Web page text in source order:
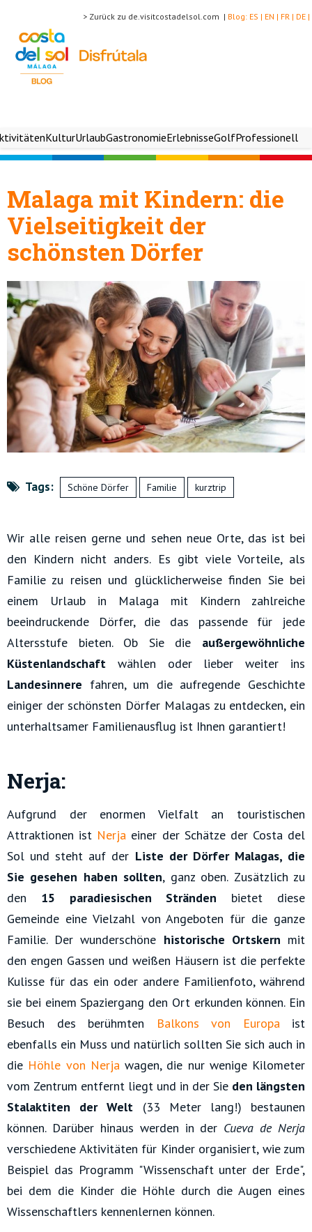
DE |
FR |
EN |
ES |
Blog:
> Zurück zu de.visitcostadelsol.com |
KulturUrlaubGastronomieErlebnisseGolfProfessionell
Malaga mit Kindern: die
Vielseitigkeit der
schönsten Dörfer
Tags: Schöne Dörfer Familie kurztrip
Wir alle reisen gerne und sehen neue Orte, das ist bei
den Kindern nicht anders. Es gibt viele Vorteile, als
Familie zu reisen und glücklicherweise finden Sie bei
einem Urlaub in Malaga mit Kindern zahlreiche
beeindruckende Dörfer, die das passende für jede
Altersstufe bieten. Ob Sie die außergewöhnliche
Küstenlandschaft wählen oder lieber weiter ins
Landesinnere fahren, um die aufregende Geschichte
einiger der schönsten Dörfer Malagas zu entdecken, ein
unterhaltsamer Familienausflug ist Ihnen garantiert!
Nerja:
Aufgrund der enormen Vielfalt an touristischen
Attraktionen ist Nerja einer der Schätze der Costa del
Sol und steht auf der Liste der Dörfer Malagas, die
Sie gesehen haben sollten, ganz oben. Zusätzlich zu
den 15 paradiesischen Stränden bietet diese
Gemeinde eine Vielzahl von Angeboten für die ganze
Familie. Der wunderschöne historische Ortskern mit
den engen Gassen und weißen Häusern ist die perfekte
Kulisse für das ein oder andere Familienfoto, während
sie bei einem Spaziergang den Ort erkunden können. Ein
Besuch des berühmten Balkons von Europaist
ebenfalls ein Muss und natürlich sollten Sie sich auch in
die Höhle von Nerja wagen, die nur wenige Kilometer
vom Zentrum entfernt liegt und in der Sie den längsten
Stalaktiten der Welt (33 Meter lang!) bestaunen
können. Darüber hinaus werden in der Cueva de Nerja
verschiedene Aktivitäten für Kinder organisiert, wie zum
Beispiel das Programm "Wissenschaft unter der Erde",
bei dem die Kinder die Höhle durch die Augen eines
Wissenschaftlers kennenlernen können.